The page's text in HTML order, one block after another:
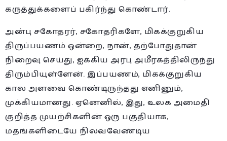
கருத்துக்களைப் பகிர்ந்து கொண்டார்.
அன்பு சகோதரர், சகோதரிகளே, மிகக்குறுகிய
திருப்பயணம் ஒன்றை, நான், தற்போதுதான்
நிறைவு செய்து, ஐக்கிய அரபு அமீரகத்திலிருந்து
திரும்பியுள்ளேன். இப்பயணம், மிகக்குறுகிய
கால அளவை கொண்டிருந்தது எனினும்,
முக்கியமானது. ஏனெனில், இது, உலக அமைதி
குறித்த முயற்சிகளின் ஒரு பகுதியாக,
மதங்களிடையே நிலவவேண்டிய